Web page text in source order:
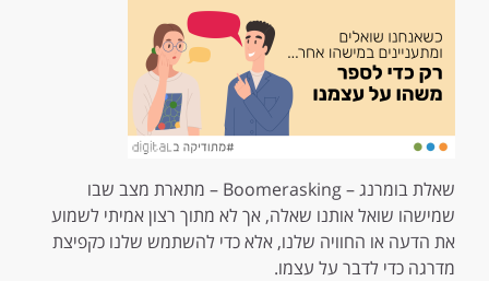
שאלת בומרנג – Boomerasking – מתארת מצב שבו
שמישהו שואל אותנו שאלה, אך לא מתוך רצון אמיתי לשמוע
את הדעה או החוויה שלנו, אלא כדי להשתמש שלנו כקפיצת
מדרגה כדי לדבר על עצמו.